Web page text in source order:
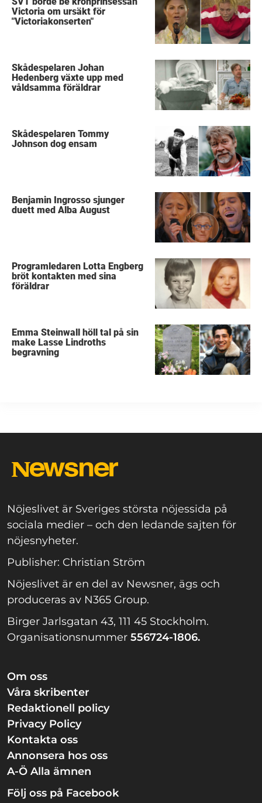
Victoria om ursäkt för
"Victoriakonserten"
Skådespelaren Johan
Hedenberg växte upp med
våldsamma föräldrar
Skådespelaren Tommy
Johnson dog ensam
Benjamin Ingrosso sjunger
duett med Alba August
Programledaren Lotta Engberg
bröt kontakten med sina
föräldrar
Emma Steinwall höll tal på sin
make Lasse Lindroths
begravning
Nöjeslivet är Sveriges största nöjessida på
sociala medier – och den ledande sajten för
nöjesnyheter.
Publisher: Christian Ström
Nöjeslivet är en del av Newsner, ägs och
produceras av N365 Group.
Birger Jarlsgatan 43, 111 45 Stockholm.
Organisationsnummer 556724-1806.
Om oss
Våra skribenter
Redaktionell policy
Privacy Policy
Kontakta oss
Annonsera hos oss
A-Ö Alla ämnen
Följ oss på Facebook